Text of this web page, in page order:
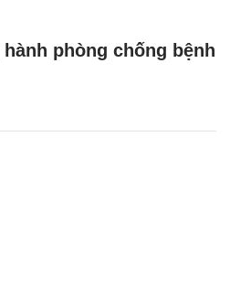
phòng chống bệnh